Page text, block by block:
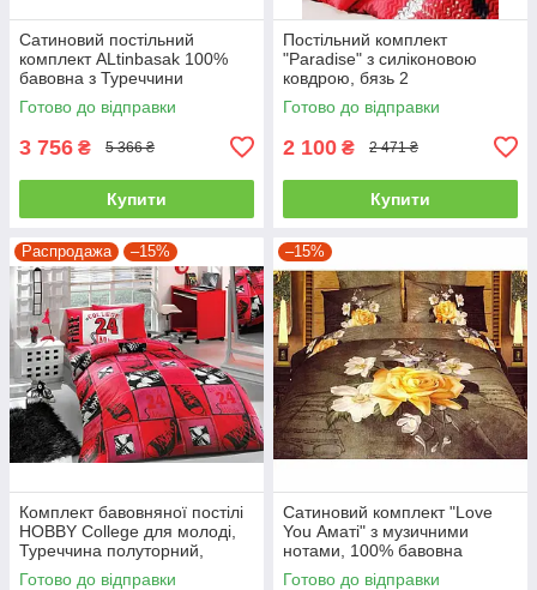
Сатиновий постільний
комплект ALtinbasak 100%
бавовна з Туреччини
двоспальний - євро
Готово до відправки
3 756 ₴ 5 366 ₴
Купити
Постільний комплект
"Paradise" з силіконовою
ковдрою, бязь 2
Готово до відправки
2 100 ₴ 2 471 ₴
Купити
Распродажа –15%
Комплект бавовняної постілі
HOBBY College для молоді,
Туреччина полуторний,
червоний
Готово до відправки
–15%
Сатиновий комплект "Love
You Аматі" з музичними
нотами, 100% бавовна
полуторний
Готово до відправки